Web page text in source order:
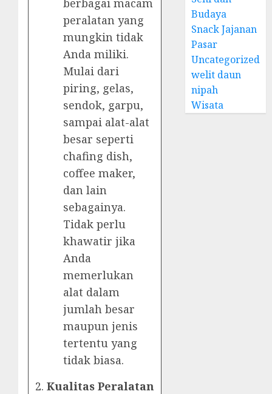
peralatan yang
mungkin tidak
Anda miliki.
Mulai dari
piring, gelas,
sendok, garpu,
sampai alat-alat
besar seperti
chafing dish,
coffee maker,
dan lain
sebagainya.
Tidak perlu
khawatir jika
Anda
memerlukan
alat dalam
jumlah besar
maupun jenis
tertentu yang
tidak biasa.
Kualitas Peralatan
Budaya
Snack Jajanan
Pasar
Uncategorized
welit daun
nipah
Wisata